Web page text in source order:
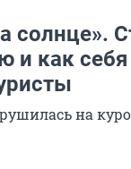
солнце».
и как
на